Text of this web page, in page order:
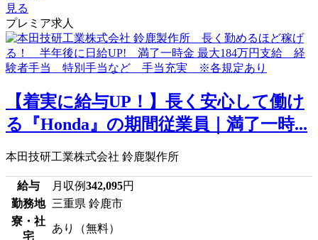
見る
プレミア求人
【着実に給与UP！】長く安心して働け
る『Honda』の期間従業員｜満了一時...
本田技研工業株式会社 鈴鹿製作所
給与 月収例342,095円
勤務地 三重県 鈴鹿市
寮・社
宅
あり（無料）